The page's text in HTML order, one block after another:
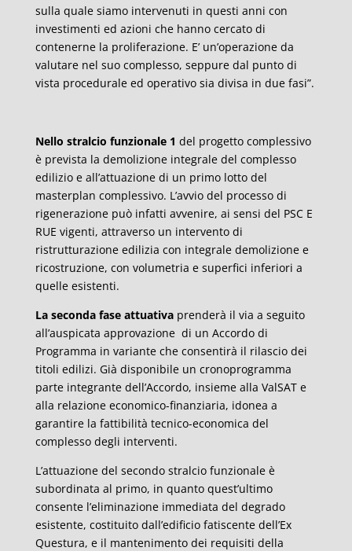
sulla quale siamo intervenuti in questi anni con
investimenti ed azioni che hanno cercato di
contenerne la proliferazione. E’ un’operazione da
valutare nel suo complesso, seppure dal punto di
vista procedurale ed operativo sia divisa in due fasi”.
Nello stralcio funzionale 1 del progetto complessivo
è prevista la demolizione integrale del complesso
edilizio e all’attuazione di un primo lotto del
masterplan complessivo. L’avvio del processo di
rigenerazione può infatti avvenire, ai sensi del PSC E
RUE vigenti, attraverso un intervento di
ristrutturazione edilizia con integrale demolizione e
ricostruzione, con volumetria e superfici inferiori a
quelle esistenti.
La seconda fase attuativaprenderà il via a seguito
all’auspicata approvazione di un Accordo di
Programma in variante che consentirà il rilascio dei
titoli edilizi. Già disponibile un cronoprogramma
parte integrante dell’Accordo, insieme alla ValSAT e
alla relazione economico-finanziaria, idonea a
garantire la fattibilità tecnico-economica del
complesso degli interventi.
L’attuazione del secondo stralcio funzionale è
subordinata al primo, in quanto quest’ultimo
consente l’eliminazione immediata del degrado
esistente, costituito dall’edificio fatiscente dell’Ex
Questura, e il mantenimento dei requisiti della